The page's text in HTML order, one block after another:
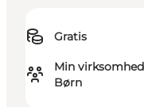
Gratis
Min
Børn